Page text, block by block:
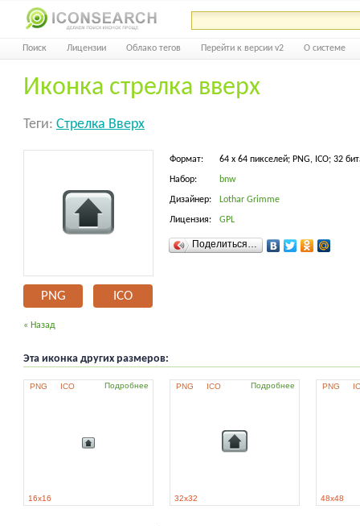
Поиск Лицензии Облако тегов Перейти к версии v2 О системе
Иконка стрелка вверх
Теги: Стрелка Вверх
PNG ICO
Формат: 64 x 64 пикселей; PNG, ICO; 32
Набор: bnw
Дизайнер: Lothar Grimme
Лицензия: GPL
Поделиться…
« Назад
Эта иконка других размеров:
PNG ICO Подробнее
16x16
PNG ICO Подробнее
32x32
PNG
48x48